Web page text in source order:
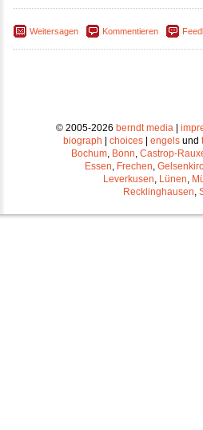
Weitersagen Kommentieren
© 2005-2026 berndt media|
biograph
choices engels und
Bochum, Bonn, Castrop-
Essen, Frechen,
Leverkusen, Lünen,
Recklinghausen,